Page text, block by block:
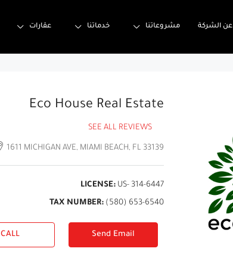
عن الشركة مشروعاتنا خدماتنا عقارات
Eco House Real Estate
SEE ALL REVIEWS
1611 MICHIGAN AVE, MIAMI BEACH, FL 33139
LICENSE:US- 314-6447
TAX NUMBER:(580) 653-6540
Send Email
CALL